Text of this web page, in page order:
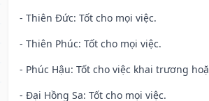
- Thiên Đức: Tốt cho mọi việc.
- Thiên Phúc: Tốt cho mọi việc.
- Phúc Hậu: Tốt cho việc khai trương
- Đại Hồng Sa: Tốt cho mọi việc.